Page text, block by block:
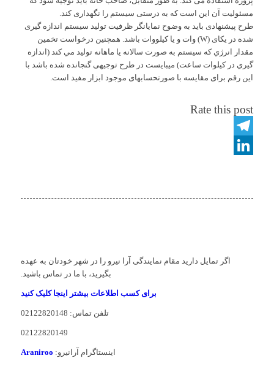
مسئولیت آن این است که به درستی سیستم را نگهداری کند.
طرح پیشنهادی باید به وضوح نمایانگر ظرفیت تولید سیستم اندازه گیری
شده در یکای (W) وات و یا کیلووات باشد. همچنين درخواست تخمين
مقدار انرژي که سيستم به صورت سالانه يا ماهانه توليد مي کند (اندازه
گيري در کيلوات ساعت) میبایست در طرح توجیهی گنجانده شده باشد با
این رقم برای مقایسه با صورتحسابهای موجود ابزار مفید است.
Rate this post
Telegram
اگر تمایل دارید مقام نمایندگی آرا نیرو را در شهر خودتان به عهده
بگیرید، با ما در تماس باشید.
برای کسب اطلاعات بیشتر اینجا کلیک کنید
تلفن تماس: 02122820148
02122820149
اینستاگرام آرانیرو: Araniroo